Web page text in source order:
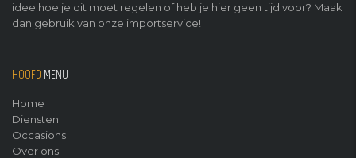
idee hoe je dit moet regelen of heb je hier geen tijd voor? Maak
dan gebruik van onze importservice!
HOOFD MENU
Home
Diensten
Occasions
Over ons